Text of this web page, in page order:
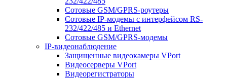
Сотовые GSM/GPRS-роутеры
Сотовые IP-модемы с интерфейсом RS-
232/422/485 и Ethernet
Сотовые GSM/GPRS-модемы
IP-видеонаблюдение
Защищенные видеокамеры VPort
Видеосерверы VPort
Видеорегистраторы